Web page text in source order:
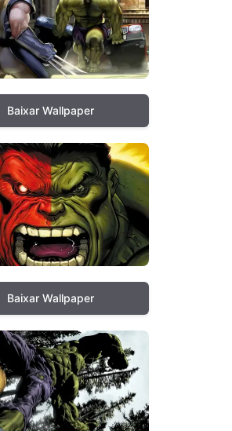
Baixar Wallpaper
Baixar Wallpaper